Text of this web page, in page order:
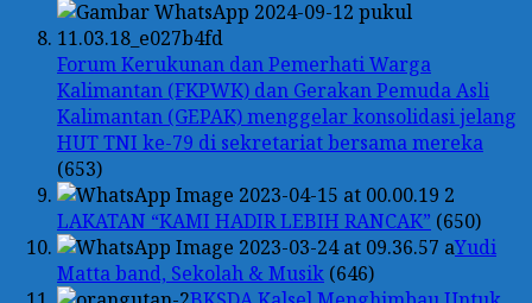
Forum Kerukunan dan Pemerhati Warga
Kalimantan (FKPWK) dan Gerakan Pemuda Asli
Kalimantan (GEPAK) menggelar konsolidasi jelang
HUT TNI ke-79 di sekretariat bersama mereka
(653)
LAKATAN “KAMI HADIR LEBIH RANCAK” (650)
Yudi
Matta band, Sekolah & Musik (646)